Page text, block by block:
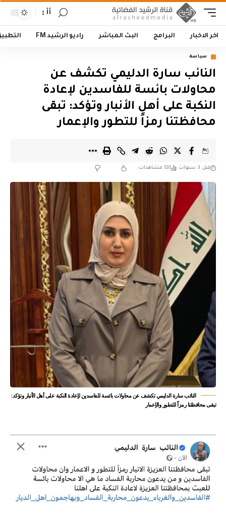
أأ
اخر الاخبار البرامج البث المباشر راديو الرشيد FM
سياسة
النائب سارة الدليمي تكشف عن
محاولات بائسة للفاسدين لإعادة
النكبة على أهل الأنبار وتؤكد: تبقى
محافظتنا رمزاً للتطور والإعمار
قبل 3 سنوات 120 مشاهدات
النائب سارة الدليمي تكشف عن محاولات بائسة للفاسدين لإعادة النكبة على أهل الأنبار وتؤكد:
تبقى محافظتنا رمزاً للتطور والإعمار